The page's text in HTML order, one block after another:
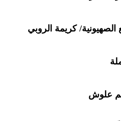
الصهيونية/كريمة الروبي
علوش